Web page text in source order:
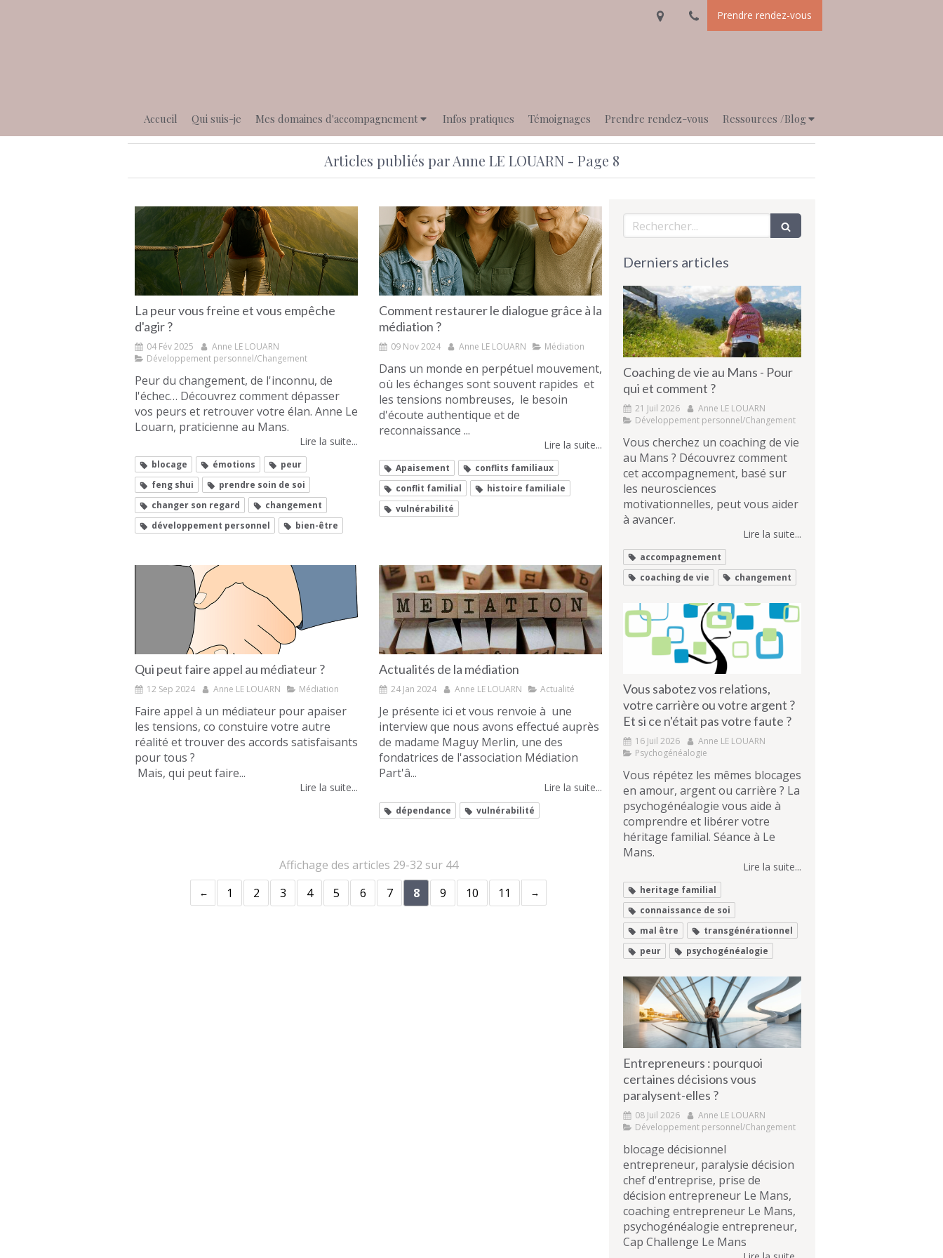
Prendre rendez-vous
Accueil Qui suis-je Mes domaines d'accompagnement Infos pratiques Témoignages Prendre rendez-vous Ressources /Blog
Articles publiés par Anne LE LOUARN - Page 8
La peur vous freine et vous empêche
d'agir ?
04 Fév 2025
Anne LE LOUARN
Développement personnel/Changement
Peur du changement, de l'inconnu, de
l'échec… Découvrez comment dépasser
vos peurs et retrouver votre élan. Anne Le
Louarn, praticienne au Mans.
Lire la suite...
blocage émotions
peur
feng shui
prendre soin de soi
changer son regard
changement
développement personnel
bien-être
Comment restaurer le dialogue grâce à la
médiation ?
09 Nov 2024 Anne LE LOUARN Médiation
Dans un monde en perpétuel mouvement,
où les échanges sont souvent rapides et
les tensions nombreuses, le besoin
d'écoute authentique et de
reconnaissance ...
Lire la suite...
Apaisement
conflits familiaux
conflit familial
histoire familiale
vulnérabilité
Qui peut faire appel au médiateur ?
12 Sep 2024 Anne LE LOUARN Médiation
Faire appel à un médiateur pour apaiser
les tensions, co constuire votre autre
réalité et trouver des accords satisfaisants
pour tous ?
Mais, qui peut faire...
Lire la suite...
Actualités de la médiation
24 Jan 2024 Anne LE LOUARN Actualité
Je présente ici et vous renvoie à une
interview que nous avons effectué auprès
de madame Maguy Merlin, une des
fondatrices de l'association Médiation
Part'â...
Lire la suite...
dépendance vulnérabilité
Affichage des articles 29-32 sur 44
1
2 3 4 5 6 7 8 9 10 11
Rechercher
Derniers articles
Coaching de vie au Mans - Pour
qui et comment ?
21 Juil 2026
Anne LE LOUARN
Développement personnel/Changement
Vous cherchez un coaching de vie
au Mans ? Découvrez comment
cet accompagnement, basé sur
les neurosciences
motivationnelles, peut vous aider
à avancer.
Lire la suite...
accompagnement
coaching de vie
changement
Vous sabotez vos relations,
votre carrière ou votre argent ?
Et si ce n'était pas votre faute ?
16 Juil 2026
Anne LE LOUARN
Psychogénéalogie
Vous répétez les mêmes blocages
en amour, argent ou carrière ? La
psychogénéalogie vous aide à
comprendre et libérer votre
héritage familial. Séance à Le
Mans.
Lire la suite...
heritage familial
connaissance de soi
mal être
transgénérationnel
peur
psychogénéalogie
Entrepreneurs : pourquoi
certaines décisions vous
paralysent-elles ?
08 Juil 2026
Anne LE LOUARN
Développement personnel/Changement
blocage décisionnel
entrepreneur, paralysie décision
chef d'entreprise, prise de
décision entrepreneur Le Mans,
coaching entrepreneur Le Mans,
psychogénéalogie entrepreneur,
Cap Challenge Le Mans